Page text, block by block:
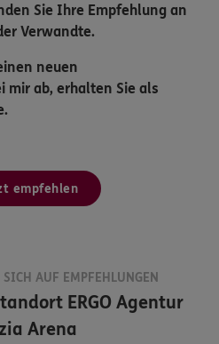
Sie Ihre Empfehlung an
Verwandte.
neuen
mir ab, erhalten Sie als
empfehlen
AUF EMPFEHLUNGEN
ERGO Agentur
Arena